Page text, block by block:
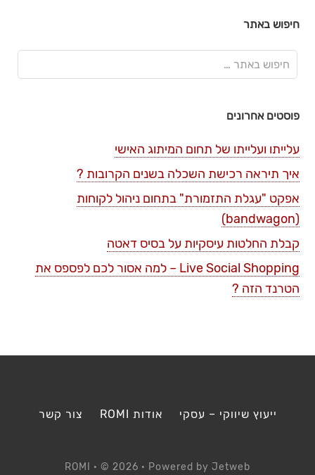
חיפוש באתר
פוסטים אחרונים
עלייתו ועלייתו של תחום המיתוג האישי
איך תיראה רכישת השכלה בשנים הקרובות ?
אפקט "עגלת התזמורת" בתחום ניהול לקוחות
(bandwagon)
קבלת החלטות עיסקיות על בסיס דאטה
Live Social Shopping – למה אסור לכם לפספס את
הטרנד הזה ?
ייעוץ שיווקי – עסקי אודות ROMI צור קשר
ROMI · © 2026 · Powered by Jetweb